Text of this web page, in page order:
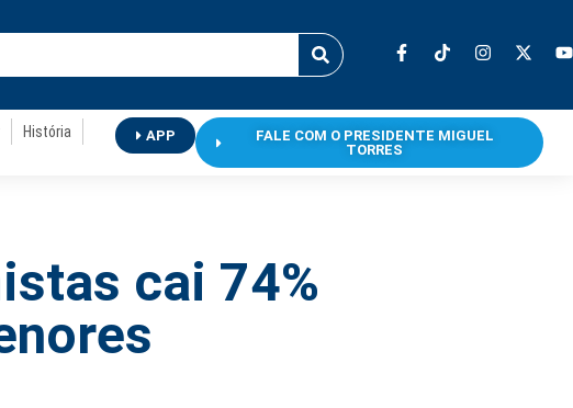
História
APP
FALE COM O PRESIDENTE MIGUEL
TORRES
cai 74%